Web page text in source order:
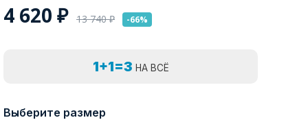
4 620 ₽ 13 740₽ -66%
1+1=3 НА ВСЁ
Выберите размер